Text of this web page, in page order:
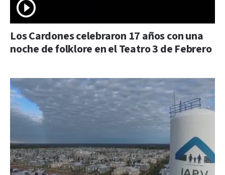
Los Cardones celebraron 17 años con una
noche de folklore en el Teatro 3 de Febrero